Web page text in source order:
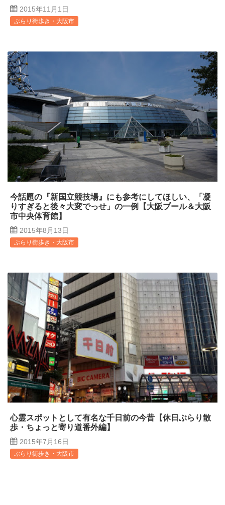
2015年11月1日
ぶらり街歩き・大阪市
今話題の『新国立競技場』にも参考にしてほしい、「凝
りすぎると後々大変でっせ」の一例【大阪プール＆大阪
市中央体育館】
2015年8月13日
ぶらり街歩き・大阪市
心霊スポットとして有名な千日前の今昔【休日ぶらり散
歩・ちょっと寄り道番外編】
2015年7月16日
ぶらり街歩き・大阪市